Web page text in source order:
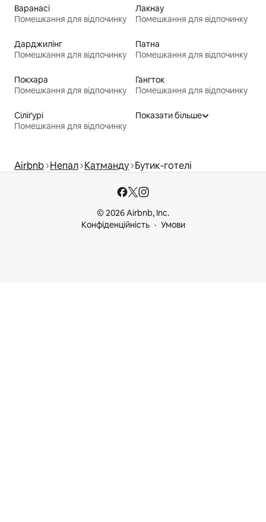
Варанасі
Помешкання для відпочинку
Лакнау
Помешкання для відпочинку
Дарджилінг
Помешкання для відпочинку
Патна
Помешкання для відпочинку
Покхара
Помешкання для відпочинку
Гангток
Помешкання для відпочинку
Сіліґурі
Помешкання для відпочинку
Показати більше
Airbnb Непал Катманду Бутик-готелі
© 2026 Airbnb, Inc.
Конфіденційність
Умови